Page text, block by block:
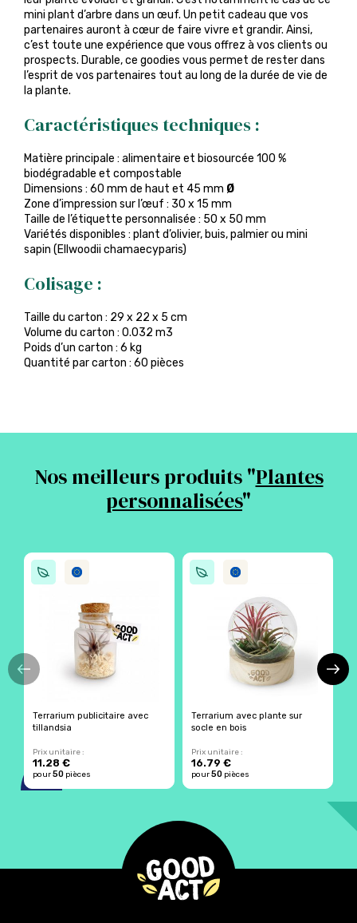
mini plant d’arbre dans un œuf. Un petit cadeau que vos
partenaires auront à cœur de faire vivre et grandir. Ainsi,
c’est toute une expérience que vous offrez à vos clients ou
prospects. Durable, ce goodies vous permet de rester dans
l’esprit de vos partenaires tout au long de la durée de vie de
la plante.
Caractéristiques techniques :
Matière principale : alimentaire et biosourcée 100 %
biodégradable et compostable
Dimensions : 60 mm de haut et 45 mm Ø
Zone d’impression sur l’œuf : 30 x 15 mm
Taille de l’étiquette personnalisée : 50 x 50 mm
Variétés disponibles : plant d’olivier, buis, palmier ou mini
sapin (Ellwoodii chamaecyparis)
Colisage :
Taille du carton : 29 x 22 x 5 cm
Volume du carton : 0.032 m3
Poids d’un carton : 6 kg
Quantité par carton : 60 pièces
Nos meilleurs produits "Plantes
personnalisées"
Terrarium publicitaire avec
tillandsia
Prix unitaire :
11.28 €
pour50 pièces
Terrarium avec plante sur
socle en bois
Prix unitaire :
16.79 €
pour50 pièces